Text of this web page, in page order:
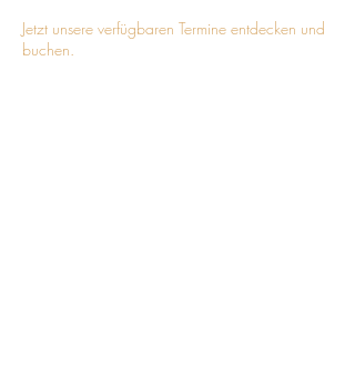
Jetzt unsere verfügbaren Termine entdecken und
buchen.